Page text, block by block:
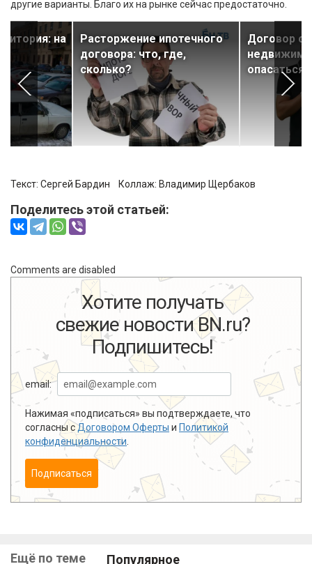
другие варианты. Благо их на рынке сейчас предостаточно.
на
Расторжение ипотечного
договора: что, где,
сколько?
Договор с
опасаться
Текст: Сергей Бардин Коллаж: Владимир Щербаков
Поделитесь этой статьей:
Comments are disabled
Хотите получать
свежие новости BN.ru?
Подпишитесь!
email:
Нажимая «подписаться» вы подтверждаете, что
согласны сДоговором Оферты и Политикой
конфиденциальности
Подписаться
Ещё по теме Популярное